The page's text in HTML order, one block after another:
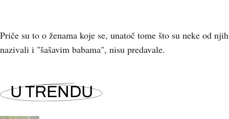
Priče su to o ženama koje se, unatoč tome što su neke od njih
nazivali i "šašavim babama", nisu predavale.
U TRENDU